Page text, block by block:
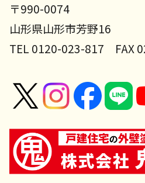
〒990-0074
山形県山形市芳野16
TEL 0120-023-817 FAX